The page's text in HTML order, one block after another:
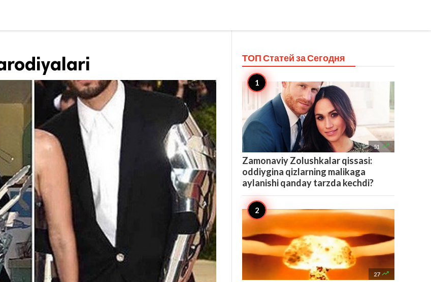
ТОП Статей заСегодня
51 
Zamonaviy Zolushkalar qissasi:
oddiygina qizlarning malikaga
aylanishi qanday tarzda kechdi?
27 